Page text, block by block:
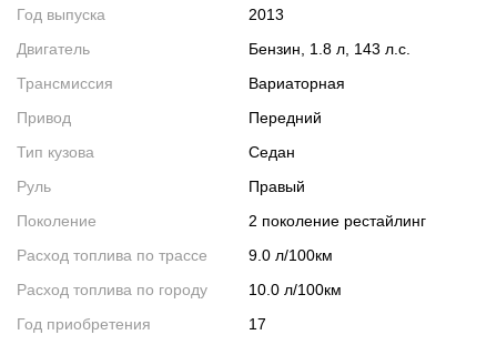
Год выпуска
2013
Двигатель
Бензин, 1.8 л, 143 л.с.
Трансмиссия
Вариаторная
Привод
Передний
Тип кузова
Седан
Руль
Правый
Поколение
2 поколение рестайлинг
Расход топлива по трассе
9.0 л/100км
Расход топлива по городу
10.0 л/100км
Год приобретения
17